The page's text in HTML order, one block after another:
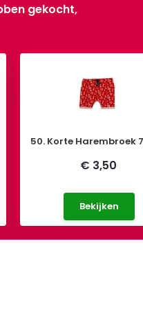
gekocht,
50. Korte Harembroek
€ 3,50
Bekijken